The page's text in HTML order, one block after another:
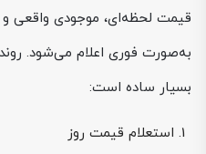
قیمت لحظه‌ای، موجودی واقعی
به‌صورت فوری اعلام می‌شود.
بسیار ساده است:
استعلام قیمت روز